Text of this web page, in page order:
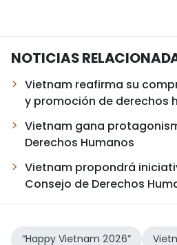
NOTICIAS
Vietnam reafirma su
y promoción de derechos
Vietnam gana
Derechos Humanos
Vietnam propondrá
Consejo de Derechos
“Happy Vietnam 2026”